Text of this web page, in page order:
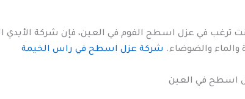
كنت ترغب في عزل اسطح الفوم في العين، فإن شركة الأيدي
والماء والضوضاء. شركة عزل اسطح في راس الخيمة
اسطح في العين